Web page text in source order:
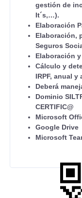
gestión de
It´s,…).
Elaboración
Elaboración,
Seguros
Elaboración
Cálculo y
IRPF, anual y
Deberá
Dominio
CERTIFIC@
Microsoft
Google Drive
Microsoft